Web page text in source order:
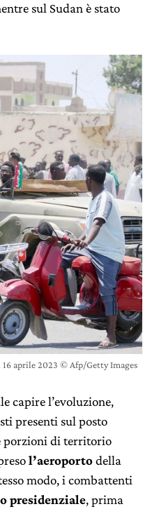
sul Sudan è stato
aprile 2023 © Afp/Getty Images
capire l’evoluzione,
presenti sul posto
porzioni di territorio
l’aeroportodella
modo, i combattenti
presidenziale, prima